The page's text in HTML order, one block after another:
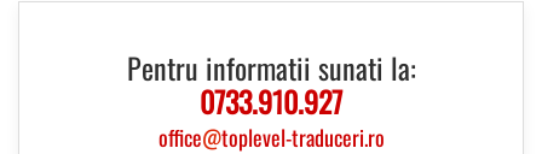
Pentru informatii sunati la:
0733.910.927
office@toplevel-traduceri.ro